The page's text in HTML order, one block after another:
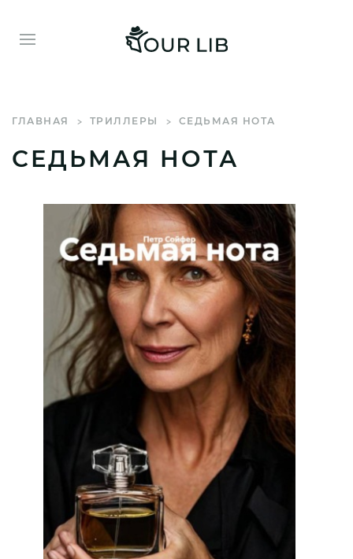
ГЛАВНАЯ ТРИЛЛЕРЫ СЕДЬМАЯ НОТА
СЕДЬМАЯ НОТА